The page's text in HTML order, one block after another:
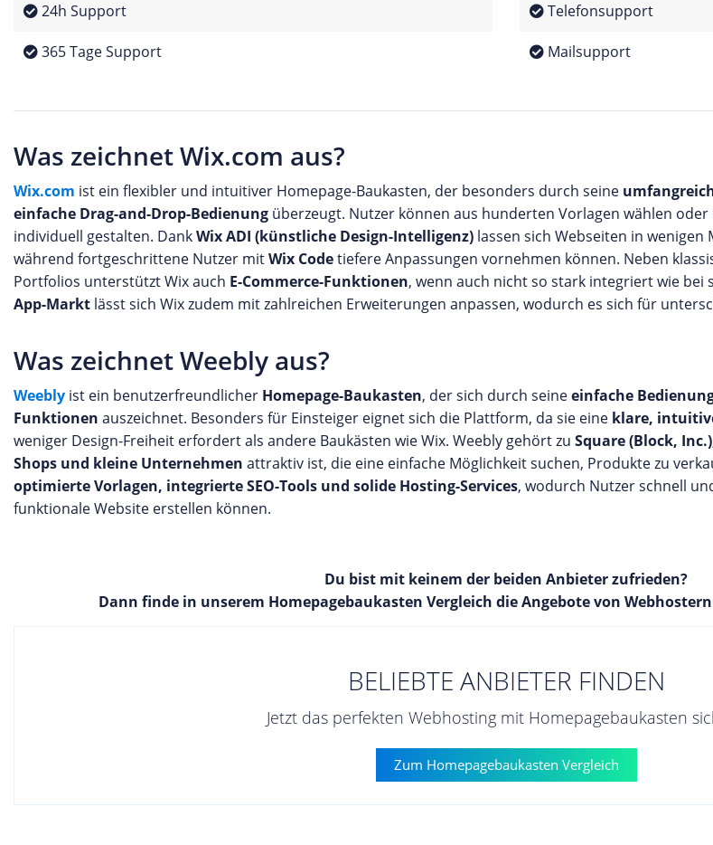
24h Support
365 Tage Support
Telefonsupport
Mailsupport
Was zeichnet Wix.com aus?
Wix.com ist ein flexibler und intuitiver Homepage-Baukasten, der besonders durch seine
einfache Drag-and-Drop-Bedienung überzeugt. Nutzer können aus hunderten Vorlagen wählen
individuell gestalten. DankWix ADI (künstliche Design-Intelligenz) lassen sich Webseiten in
während fortgeschrittene Nutzer mitWix Codetiefere Anpassungen vornehmen können. Neben
Portfolios unterstützt Wix auch E-Commerce-Funktionen, wenn auch nicht so stark integriert wie bei
App-Markt lässt sich Wix zudem mit zahlreichen Erweiterungen anpassen, wodurch es sich für
Was zeichnet Weebly aus?
Weebly ist ein benutzerfreundlicher Homepage-Baukasten, der sich durch seineeinfache
Funktionen auszeichnet. Besonders für Einsteiger eignet sich die Plattform, da sie eine klare,
weniger Design-Freiheit erfordert als andere Baukästen wie Wix. Weebly gehört zu Square (Block, Inc.)
Shops und kleine Unternehmen attraktiv ist, die eine einfache Möglichkeit suchen, Produkte zu
optimierte Vorlagen, integrierte SEO-Tools und solide Hosting-Services, wodurch Nutzer schnell
funktionale Website erstellen können.
Du bist mit keinem der beiden Anbieter zufrieden?
Dann finde in unserem Homepagebaukasten Vergleich die Angebote von
BELIEBTE ANBIETER FINDEN
Jetzt das perfekten Webhosting mit Homepagebaukasten
Zum Homepagebaukasten Vergleich